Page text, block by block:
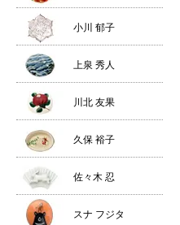
小川 郁子
上泉 秀人
川北 友果
久保 裕子
佐々木 忍
スナ フジタ